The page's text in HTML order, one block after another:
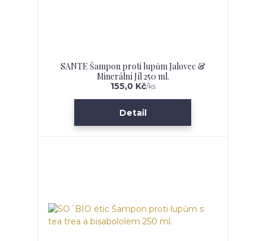
SANTE Šampon proti lupům Jalovec &
Minerální Jíl 250 ml.
155,0 Kč/ks
Detail